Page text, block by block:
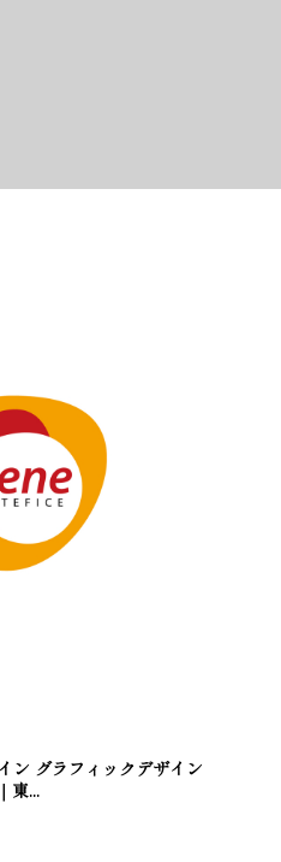
グラフィックデザイン
東...